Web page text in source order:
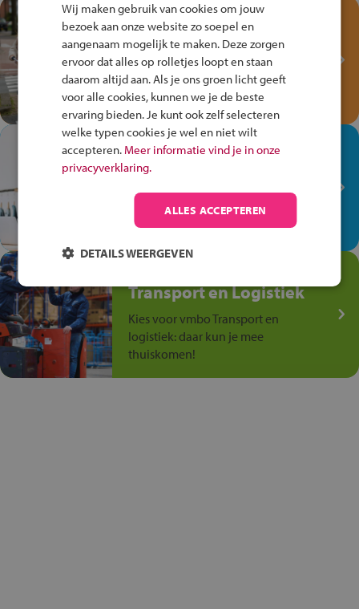
Test je kennis met het
Fiets Veilig
Verkeersspel!
Speel het Fiets Veilig Verkeersspel
en win een Cortina-fiets!
In de winkel ben je op je
plek!
Ontdek via het vmbo jouw talent
op de winkelvloer, waar elke dag
anders is!
Transport en Logistiek
Kies voor vmbo Transport en
logistiek: daar kun je mee
thuiskomen!
Wij maken gebruik van cookies om jouw
bezoek aan onze website zo soepel en
aangenaam mogelijk te maken. Deze zorgen
ervoor dat alles op rolletjes loopt en staan
daarom altijd aan. Als je ons groen licht geeft
voor alle cookies, kunnen we je de beste
ervaring bieden. Je kunt ook zelf selecteren
welke typen cookies je wel en niet wilt
accepteren. Meer informatie vind je in onze
privacyverklaring.
ALLES ACCEPTEREN
DETAILS WEERGEVEN